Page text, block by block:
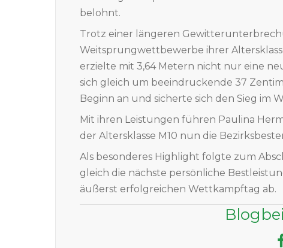
belohnt.
Trotz einer längeren
Weitsprungwettbewerbe ihrer
erzielte mit 3,64 Metern nicht nur eine
sich gleich um beeindruckende 37
Beginn an und sicherte sich den Sieg im
Mit ihren Leistungen führen Paulina
der Altersklasse M10 nun die
Als besonderes Highlight folgte zum
gleich die nächste persönliche
äußerst erfolgreichen Wettkampftag ab.